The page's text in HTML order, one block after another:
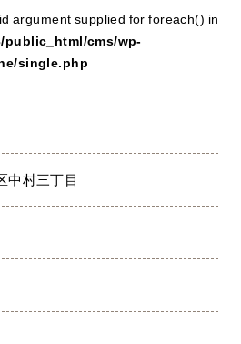
argument supplied for foreach() in
public_html/cms/wp-
single.php
中村三丁目